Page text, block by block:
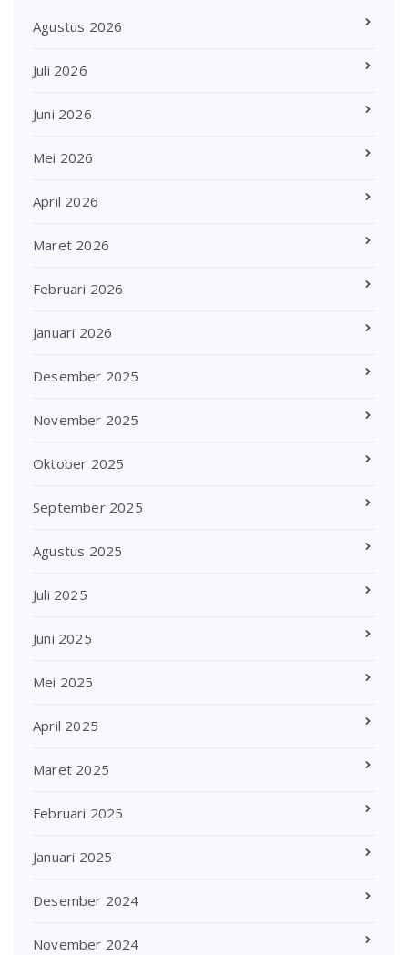
Agustus 2026
Juli 2026
Juni 2026
Mei 2026
April 2026
Maret 2026
Februari 2026
Januari 2026
Desember 2025
November 2025
Oktober 2025
September 2025
Agustus 2025
Juli 2025
Juni 2025
Mei 2025
April 2025
Maret 2025
Februari 2025
Januari 2025
Desember 2024
November 2024